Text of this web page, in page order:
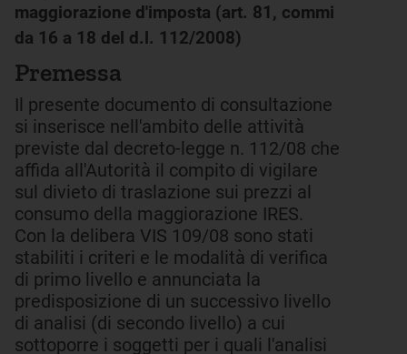
maggiorazione d'imposta (art. 81, commi
da 16 a 18 del d.l. 112/2008)
Premessa
Il presente documento di consultazione
si inserisce nell'ambito delle attività
previste dal decreto-legge n. 112/08 che
affida all'Autorità il compito di vigilare
sul divieto di traslazione sui prezzi al
consumo della maggiorazione IRES.
Con la delibera VIS 109/08 sono stati
stabiliti i criteri e le modalità di verifica
di primo livello e annunciata la
predisposizione di un successivo livello
di analisi (di secondo livello) a cui
sottoporre i soggetti per i quali l'analisi